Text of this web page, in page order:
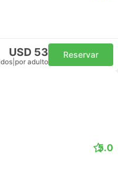
USD 53
por adulto
Reservar
5.0